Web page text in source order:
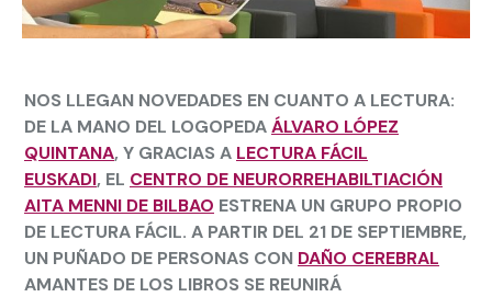
NOS LLEGAN NOVEDADES EN CUANTO A LECTURA:
DE LA MANO DEL LOGOPEDAÁLVARO LÓPEZ
QUINTANA, Y GRACIAS A LECTURA FÁCIL
EUSKADI, EL CENTRO DE NEURORREHABILTIACIÓN
AITA MENNI DE BILBAO ESTRENA UN GRUPO PROPIO
DE LECTURA FÁCIL. A PARTIR DEL 21 DE SEPTIEMBRE,
UN PUÑADO DE PERSONAS CON DAÑO CEREBRAL
AMANTES DE LOS LIBROS SE REUNIRÁ